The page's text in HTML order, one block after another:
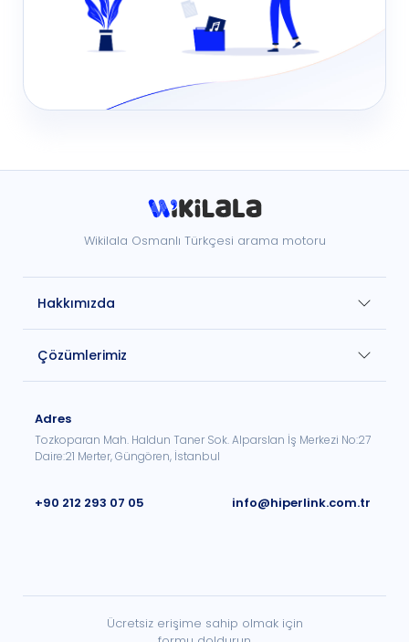
Wikilala Osmanlı Türkçesi arama motoru
Hakkımızda
Çözümlerimiz
Adres
Tozkoparan Mah. Haldun Taner Sok. Alparslan İş Merkezi No:27
Daire:21 Merter, Güngören, İstanbul
+90 212 293 07 05 info@hiperlink.com.tr
Ücretsiz erişime sahip olmak için